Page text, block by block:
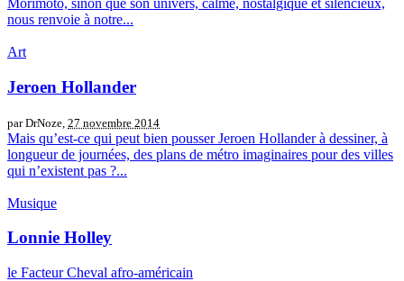
Morimoto, sinon que son univers, calme, nostalgique et silencieux,
nous renvoie à notre...
Art
Jeroen Hollander
par DrNoze, 27 novembre 2014
Mais qu’est-ce qui peut bien pousser Jeroen Hollander à dessiner, à
longueur de journées, des plans de métro imaginaires pour des villes
qui n’existent pas ?...
Musique
Lonnie Holley
le Facteur Cheval afro-américain